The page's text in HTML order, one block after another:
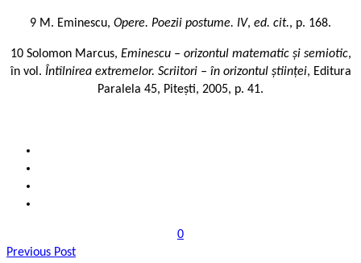
9 M. Eminescu, Opere. Poezii postume. IV, ed. cit., p. 168.
10 Solomon Marcus, Eminescu – orizontul matematic și semiotic,
în vol. Întîlnirea extremelor. Scriitori – în orizontul științei, Editura
Paralela 45, Pitești, 2005, p. 41.
0
Previous Post